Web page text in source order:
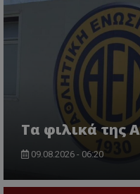
Τα φιλικά της
09.08.2026 - 06:20